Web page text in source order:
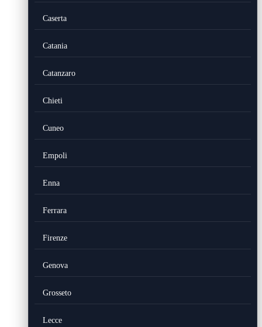
Caserta
Catania
Catanzaro
Chieti
Cuneo
Empoli
Enna
Ferrara
Firenze
Genova
Grosseto
Lecce